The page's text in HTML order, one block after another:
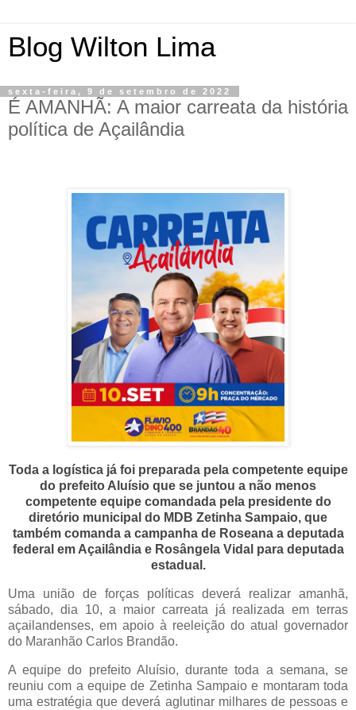
Blog Wilton Lima
sexta-feira, 9 de setembro de 2022
É AMANHÃ: A maior carreata da história
política de Açailândia
Toda a logística já foi preparada pela competente equipe
do prefeito Aluísio que se juntou a não menos
competente equipe comandada pela presidente do
diretório municipal do MDB Zetinha Sampaio, que
também comanda a campanha de Roseana a deputada
federal em Açailândia e Rosângela Vidal para deputada
estadual.
Uma união de forças políticas deverá realizar amanhã,
sábado, dia 10, a maior carreata já realizada em terras
açailandenses, em apoio à reeleição do atual governador
do Maranhão Carlos Brandão.
A equipe do prefeito Aluísio, durante toda a semana, se
reuniu com a equipe de Zetinha Sampaio e montaram toda
uma estratégia que deverá aglutinar milhares de pessoas e